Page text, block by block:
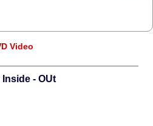
Video
- OUt